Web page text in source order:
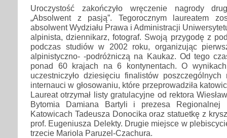
Uroczystość zakończyło wręczenie nagrody
„Absolwent z pasją”. Tegorocznym laureatem
absolwent Wydziału Prawa i Administracji
alpinista, dziennikarz, fotograf. Swoją przygodę z
podczas studiów w 2002 roku, organizując
alpinistyczno- -podróżniczą na Kaukaz. Od tego
ponad 60 krajach na 6 kontynentach. O
uczestniczyło dziesięciu finalistów poszczególnych
internauci w głosowaniu, które przeprowadziła
Laureat otrzymał listy gratulacyjne od rektora
Bytomia Damiana Bartyli i prezesa Regionalnej
Katowicach Tadeusza Donocika oraz statuetkę z
prof. Eugeniusza Delekty. Drugie miejsce w
trzecie Mariola Paruzel-Czachura.